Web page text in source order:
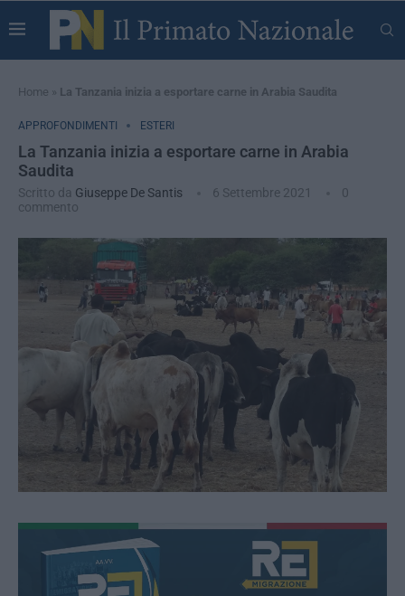
Home » La Tanzania inizia a esportare carne in Arabia Saudita
APPROFONDIMENTI ESTERI
La Tanzania inizia a esportare carne in Arabia
Saudita
Scritto da Giuseppe De Santis 6 Settembre 2021
0
commento